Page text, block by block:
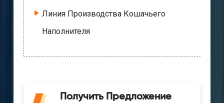
Линия Производства Кошачьего
Наполнителя
Получить Предложение